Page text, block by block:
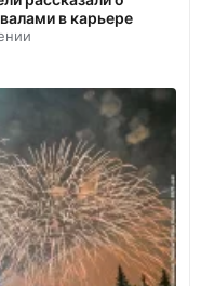
в карьере